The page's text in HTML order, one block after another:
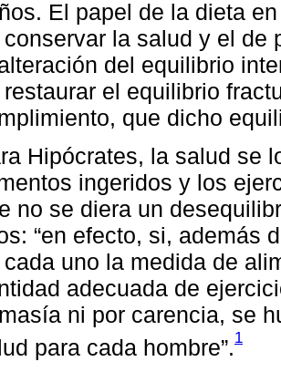
El papel de la dieta
conservar la salud y el de
del equilibrio
restaurar el equilibrio
que dicho
Hipócrates, la salud se
ingeridos y los
no se diera un
“en efecto, si, además
cada uno la medida de
adecuada de
ni por carencia, se
para cada hombre”.1